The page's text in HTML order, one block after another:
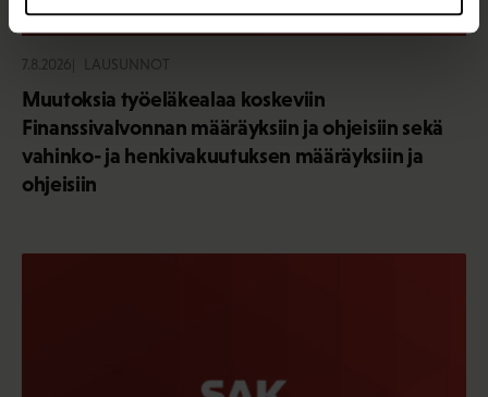
7.8.2026 LAUSUNNOT
Muutoksia työeläkealaa koskeviin
Finanssivalvonnan määräyksiin ja ohjeisiin sekä
vahinko- ja henkivakuutuksen määräyksiin ja
ohjeisiin